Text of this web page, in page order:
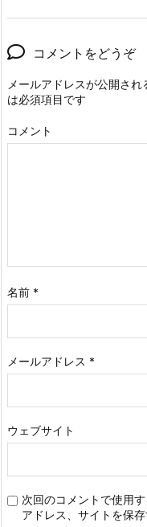
コメントをどうぞ
メールアドレスが公開され
は必須項目です
コメント
名前 *
メールアドレス *
ウェブサイト
次回のコメントで使用
アドレス、サイトを保存